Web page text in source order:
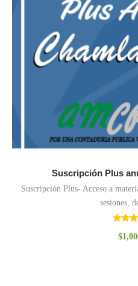
Suscripción Plus
Suscripción Plus- Acceso a
sesiones,
con
$